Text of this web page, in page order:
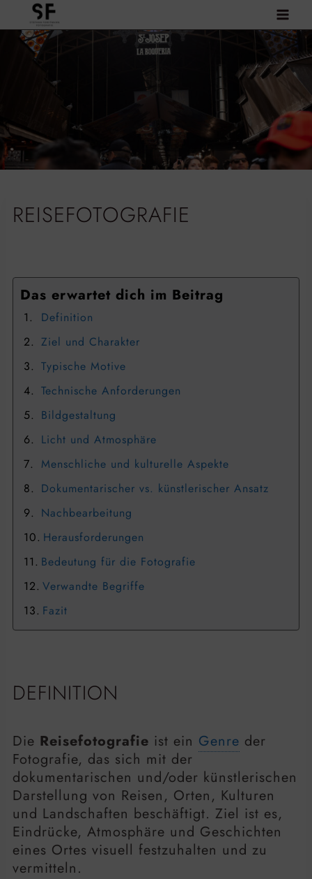
Inhalt
springen
REISEFOTOGRAFIE
Das erwartet dich im Beitrag
Definition
Ziel und Charakter
Typische Motive
Technische Anforderungen
Bildgestaltung
Licht und Atmosphäre
Menschliche und kulturelle Aspekte
Dokumentarischer vs. künstlerischer Ansatz
Nachbearbeitung
Herausforderungen
Bedeutung für die Fotografie
Verwandte Begriffe
Fazit
DEFINITION
Die Reisefotografie ist ein Genre der
Fotografie, das sich mit der
dokumentarischen und/oder künstlerischen
Darstellung von Reisen, Orten, Kulturen
und Landschaften beschäftigt. Ziel ist es,
Eindrücke, Atmosphäre und Geschichten
eines Ortes visuell festzuhalten und zu
vermitteln.